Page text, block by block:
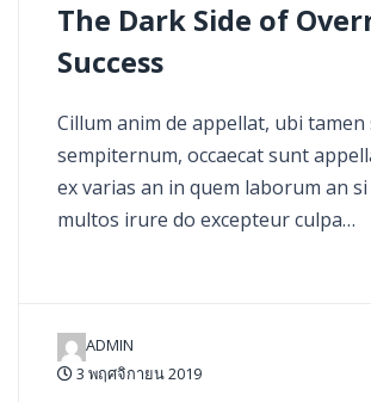
The Dark Side of
Success
Cillum anim de appellat, ubi
sempiternum, occaecat sunt
ex varias an in quem laborum an
multos irure do excepteur culpa…
ADMIN
3 พฤศจิกายน 2019